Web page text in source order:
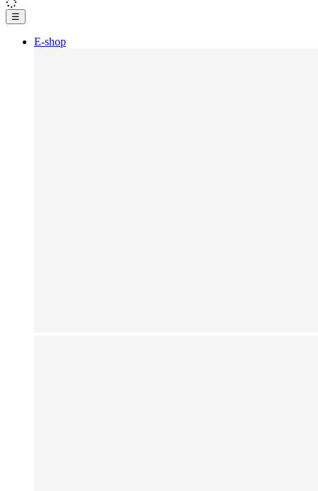
☰
E-shop